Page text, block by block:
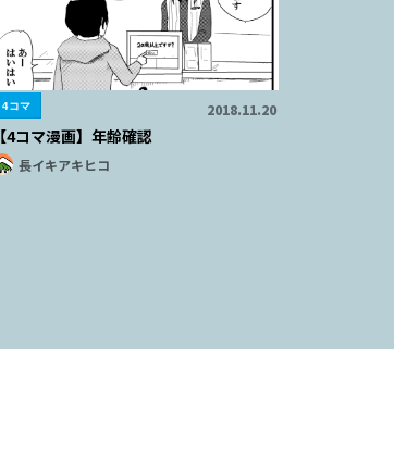
4コマ 2018.11.20
【4コマ漫画】年齢確認
長イキアキヒコ